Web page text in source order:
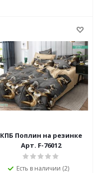
КПБ Поплин на резинке
Арт. F-76012
Есть в наличии (2)